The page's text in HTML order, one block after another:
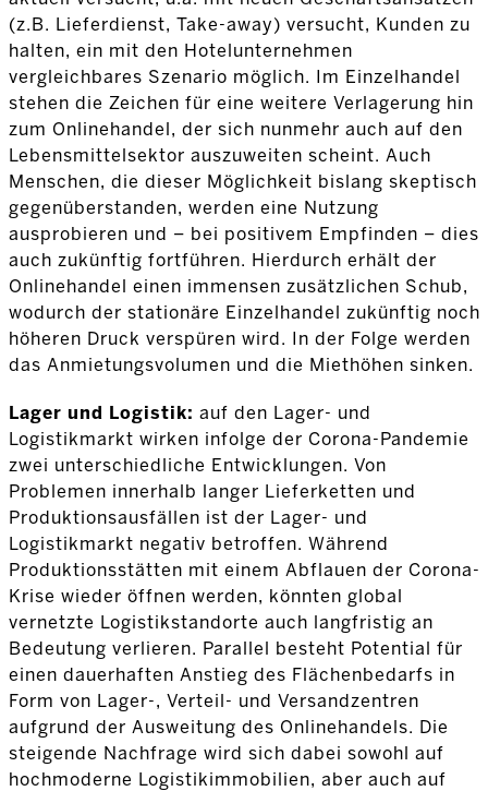
(z.B. Lieferdienst, Take-away) versucht, Kunden zu
halten, ein mit den Hotelunternehmen
vergleichbares Szenario möglich. Im Einzelhandel
stehen die Zeichen für eine weitere Verlagerung hin
zum Onlinehandel, der sich nunmehr auch auf den
Lebensmittelsektor auszuweiten scheint. Auch
Menschen, die dieser Möglichkeit bislang skeptisch
gegenüberstanden, werden eine Nutzung
ausprobieren und – bei positivem Empfinden – dies
auch zukünftig fortführen. Hierdurch erhält der
Onlinehandel einen immensen zusätzlichen Schub,
wodurch der stationäre Einzelhandel zukünftig noch
höheren Druck verspüren wird. In der Folge werden
das Anmietungsvolumen und die Miethöhen sinken.
Lager und Logistik: auf den Lager- und
Logistikmarkt wirken infolge der Corona-Pandemie
zwei unterschiedliche Entwicklungen. Von
Problemen innerhalb langer Lieferketten und
Produktionsausfällen ist der Lager- und
Logistikmarkt negativ betroffen. Während
Produktionsstätten mit einem Abflauen der Corona-
Krise wieder öffnen werden, könnten global
vernetzte Logistikstandorte auch langfristig an
Bedeutung verlieren. Parallel besteht Potential für
einen dauerhaften Anstieg des Flächenbedarfs in
Form von Lager-, Verteil- und Versandzentren
aufgrund der Ausweitung des Onlinehandels. Die
steigende Nachfrage wird sich dabei sowohl auf
hochmoderne Logistikimmobilien, aber auch auf